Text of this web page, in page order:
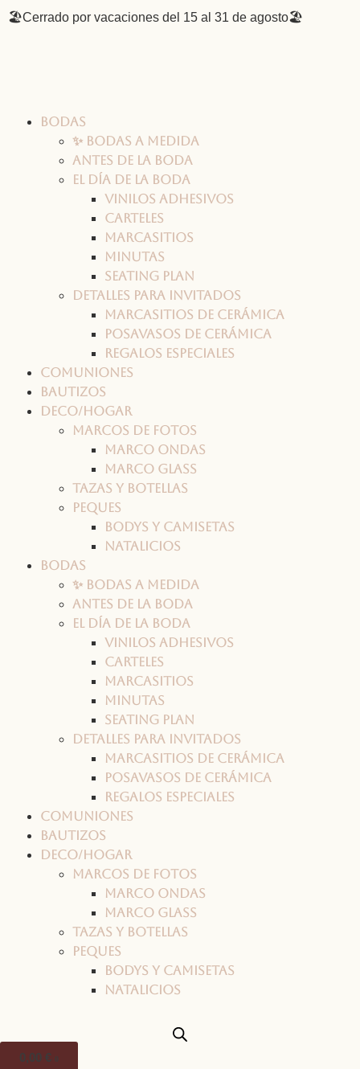
🏖️Cerrado por vacaciones del 15 al 31 de agosto🏖️
Bodas
✨ Bodas a medida
Antes de la boda
El día de la boda
Vinilos adhesivos
Carteles
Marcasitios
Minutas
Seating plan
Detalles para invitados
Marcasitios de cerámica
Posavasos de cerámica
Regalos especiales
Comuniones
Bautizos
Deco/Hogar
Marcos de fotos
Marco ONDAS
Marco GLASS
Tazas y botellas
Peques
Bodys y camisetas
Natalicios
Bodas
✨ Bodas a medida
Antes de la boda
El día de la boda
Vinilos adhesivos
Carteles
Marcasitios
Minutas
Seating plan
Detalles para invitados
Marcasitios de cerámica
Posavasos de cerámica
Regalos especiales
Comuniones
Bautizos
Deco/Hogar
Marcos de fotos
Marco ONDAS
Marco GLASS
Tazas y botellas
Peques
Bodys y camisetas
Natalicios
0,00 € 0